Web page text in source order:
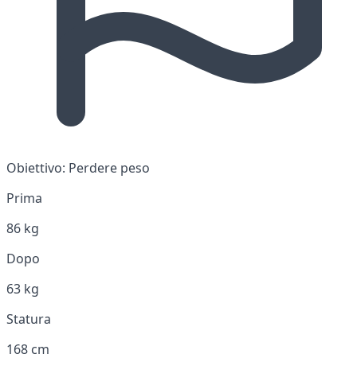
Obiettivo: Perdere peso
Prima
86 kg
Dopo
63 kg
Statura
168 cm